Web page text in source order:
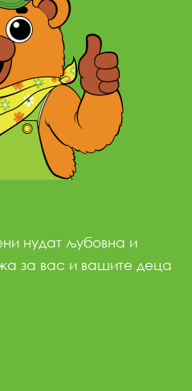
нудат љубовна и
за вас и вашите деца